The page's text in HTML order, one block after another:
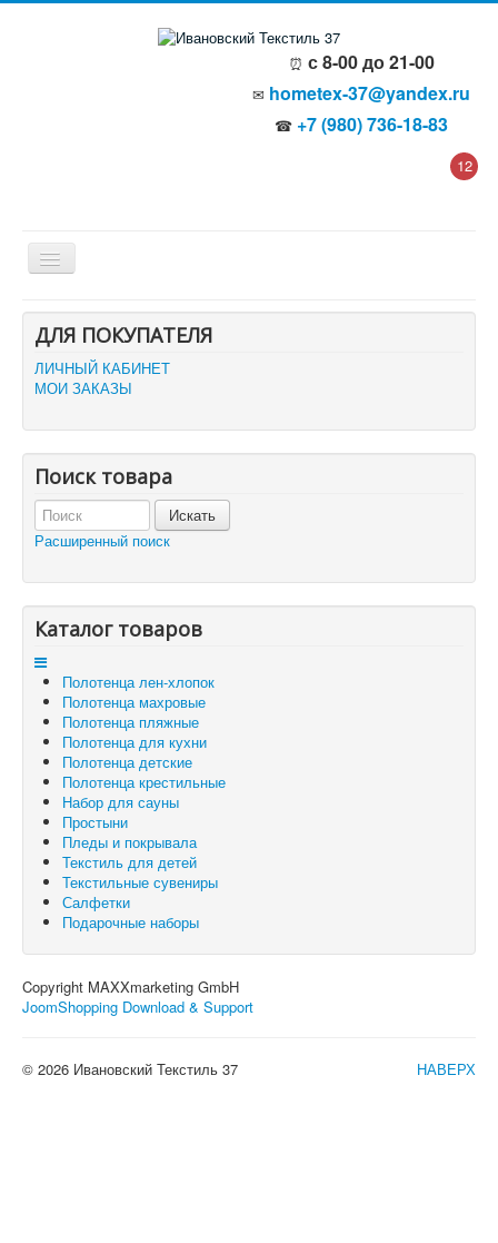
⏰ с 8-00 до 21-00
✉ hometex-37@yandex.ru
☎ +7 (980) 736-18-83
12
Главная
О компании
Политика безопасности
Пользовательское соглашение
Корзина
Отложенные товары
Вы здесь: Главная
ДЛЯ ПОКУПАТЕЛЯ
ЛИЧНЫЙ КАБИНЕТ
МОИ ЗАКАЗЫ
Поиск товара
Расширенный поиск
Каталог товаров
Полотенца лен-хлопок
Полотенца махровые
Полотенца пляжные
Полотенца для кухни
Полотенца детские
Полотенца крестильные
Набор для сауны
Простыни
Пледы и покрывала
Текстиль для детей
Текстильные сувениры
Салфетки
Подарочные наборы
Copyright MAXXmarketing GmbH
JoomShopping Download & Support
НАВЕРХ
© 2026 Ивановский Текстиль 37